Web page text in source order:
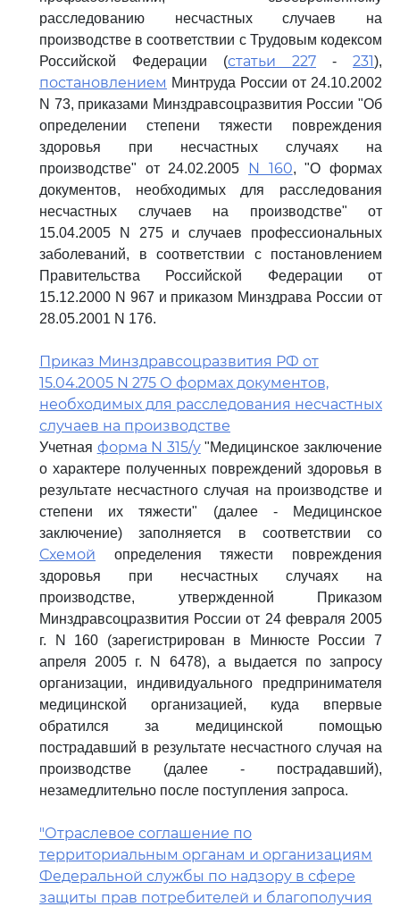
расследованию несчастных случаев на
производстве в соответствии с Трудовым кодексом
Российской Федерации (статьи 227 - 231),
постановлением Минтруда России от 24.10.2002
N 73, приказами Минздравсоцразвития России "Об
определении степени тяжести повреждения
здоровья при несчастных случаях на
производстве" от 24.02.2005 N 160, "О формах
документов, необходимых для расследования
несчастных случаев на производстве" от
15.04.2005 N 275 и случаев профессиональных
заболеваний, в соответствии с постановлением
Правительства Российской Федерации от
15.12.2000 N 967 и приказом Минздрава России от
28.05.2001 N 176.
Приказ Минздравсоцразвития РФ от
15.04.2005 N 275 О формах документов,
необходимых для расследования несчастных
случаев на производстве
Учетная форма N 315/у"Медицинское заключение
о характере полученных повреждений здоровья в
результате несчастного случая на производстве и
степени их тяжести" (далее - Медицинское
заключение) заполняется в соответствии со
Схемой определения тяжести повреждения
здоровья при несчастных случаях на
производстве, утвержденной Приказом
Минздравсоцразвития России от 24 февраля 2005
г. N 160 (зарегистрирован в Минюсте России 7
апреля 2005 г. N 6478), а выдается по запросу
организации, индивидуального предпринимателя
медицинской организацией, куда впервые
обратился за медицинской помощью
пострадавший в результате несчастного случая на
производстве (далее - пострадавший),
незамедлительно после поступления запроса.
"Отраслевое соглашение по
территориальным органам и организациям
Федеральной службы по надзору в сфере
защиты прав потребителей и благополучия